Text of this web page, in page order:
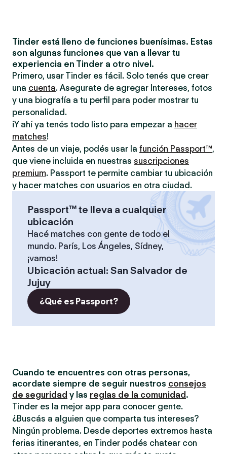
Tinder está lleno de funciones buenísimas. Estas
son algunas funciones que van a llevar tu
experiencia en Tinder a otro nivel.
Primero, usar Tinder es fácil. Solo tenés que crear
una cuenta. Asegurate de agregar Intereses, fotos
y una biografía a tu perfil para poder mostrar tu
personalidad.
¡Y ahí ya tenés todo listo para empezar a hacer
matches!
Antes de un viaje, podés usar la función Passport™,
que viene incluida en nuestras suscripciones
premium. Passport te permite cambiar tu ubicación
y hacer matches con usuarios en otra ciudad.
Passport™ te lleva a cualquier
ubicación
Hacé matches con gente de todo el
mundo. París, Los Ángeles, Sídney,
¡vamos!
Ubicación actual: San Salvador de
Jujuy
¿Qué es Passport?
Cuando te encuentres con otras personas,
acordate siempre de seguir nuestros consejos
de seguridad y las reglas de la comunidad .
Tinder es la mejor app para conocer gente.
¿Buscás a alguien que comparta tus intereses?
Ningún problema. Desde deportes extremos hasta
ferias itinerantes, en Tinder podés chatear con